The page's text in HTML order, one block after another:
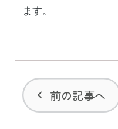
ます。
前の記事へ